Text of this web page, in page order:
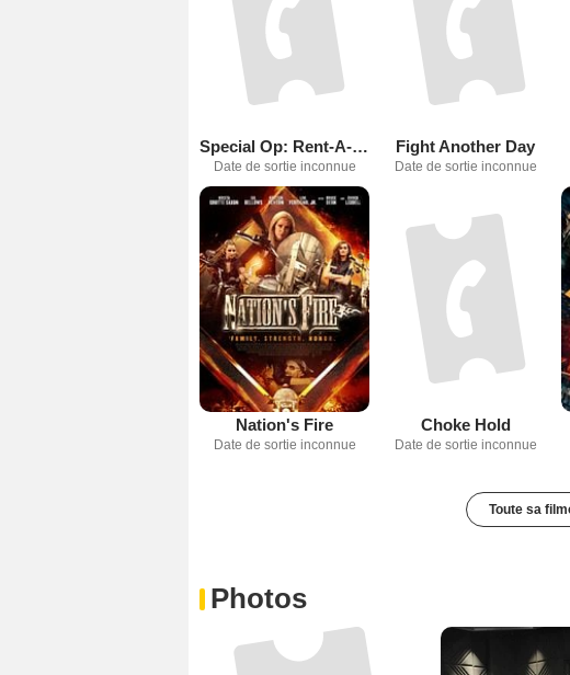
Special Op: Rent-A-Cop
Date de sortie inconnue
Fight Another Day
Date de sortie inconnue
Nation's Fire
Date de sortie inconnue
Choke Hold
Date de sortie inconnue
Toute sa
Photos